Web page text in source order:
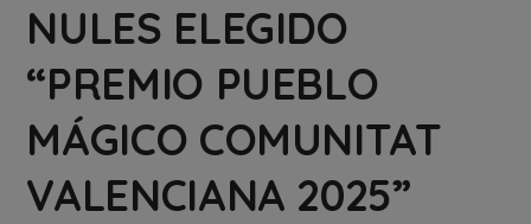
NULES ELEGIDO
“PREMIO PUEBLO
MÁGICO COMUNITAT
VALENCIANA 2025”